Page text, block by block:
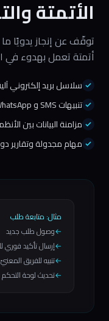
الأتمتة
توقّف عن إنجاز يدويًا
أتمتة تعمل بهدوء في
سلاسل بريد إلكتروني
تنبيهات SMS و WhatsApp
مزامنة البيانات بين
مهام مجدولة وتقارير
مثال: متابعة طلب
←وصول طلب جديد
←إرسال تأكيد فوري
←تنبيه للفريق المعنيّ
←تحديث لوحة التحكم